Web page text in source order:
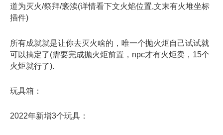
道为灭火/祭拜/亵渎(详情看下文火焰位置,文末有火堆坐标
插件)
所有成就就是让你去灭火啥的，唯一个抛火炬自己试试就
可以搞定了(需要完成抛火炬前置，npc才有火炬卖，15个
火炬就行了).
玩具箱：
2022年新增3个玩具：